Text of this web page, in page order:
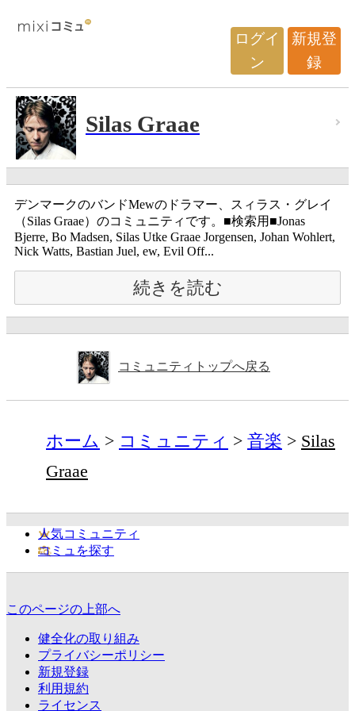
ログイ
ン
新規登
録
Silas Graae
デンマークのバンドMewのドラマー、スィラス・グレイ
（Silas Graae）のコミュニティです。■検索用■Jonas
Bjerre, Bo Madsen, Silas Utke Graae Jorgensen, Johan Wohlert,
Nick Watts, Bastian Juel, ew, Evil Off...
続きを読む
コミュニティトップへ戻る
ホーム コミュニティ 音楽
Silas
Graae
人気コミュニティ
コミュを探す
このページの上部へ
健全化の取り組み
プライバシーポリシー
新規登録
利用規約
ライセンス